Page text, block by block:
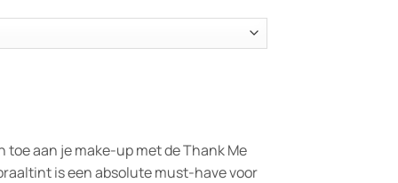
toe aan je make-up met de Thank Me
is een absolute must-have voor